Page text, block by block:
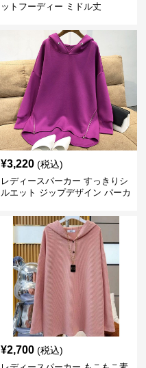
ットフーディー ミドル丈
¥3,220 (税込)
レディースパーカー すっきりシ
ルエット ジップデザイン パーカ
¥2,700 (税込)